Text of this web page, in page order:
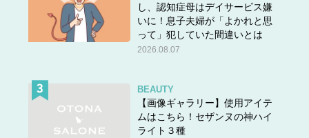
し、認知症母はデイサービス嫌
いに！息子夫婦が「よかれと思
って」犯していた間違いとは
2026.08.07
BEAUTY
【画像ギャラリー】使用アイテ
ムはこちら！セザンヌの神ハイ
ライト３種